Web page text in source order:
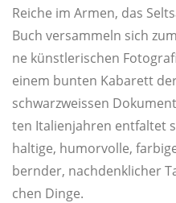
Rei­che im Armen, das
Buch ver­sam­meln sich
ne künst­le­ri­schen
einem bun­ten Kaba­rett
schwarz­weis­sen
ten Ita­li­en­jah­ren ent­fal­tet
hal­ti­ge, humor­vol­le,
bern­der, nach­denk­li­cher
chen Dinge.